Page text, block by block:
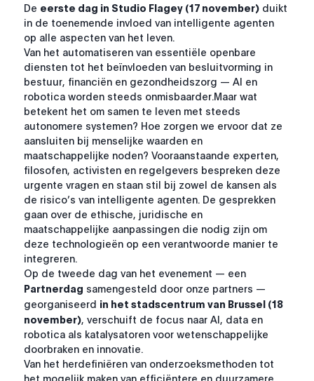
De eerste dag in Studio Flagey (17 november) duikt
in de toenemende invloed van intelligente agenten
op alle aspecten van het leven.
Van het automatiseren van essentiële openbare
diensten tot het beïnvloeden van besluitvorming in
bestuur, financiën en gezondheidszorg — AI en
robotica worden steeds onmisbaarder.Maar wat
betekent het om samen te leven met steeds
autonomere systemen? Hoe zorgen we ervoor dat ze
aansluiten bij menselijke waarden en
maatschappelijke noden? Vooraanstaande experten,
filosofen, activisten en regelgevers bespreken deze
urgente vragen en staan stil bij zowel de kansen als
de risico’s van intelligente agenten. De gesprekken
gaan over de ethische, juridische en
maatschappelijke aanpassingen die nodig zijn om
deze technologieën op een verantwoorde manier te
integreren.
Op de tweede dag van het evenement — een
Partnerdag samengesteld door onze partners —
georganiseerd in het stadscentrum van Brussel (18
november), verschuift de focus naar AI, data en
robotica als katalysatoren voor wetenschappelijke
doorbraken en innovatie.
Van het herdefiniëren van onderzoeksmethoden tot